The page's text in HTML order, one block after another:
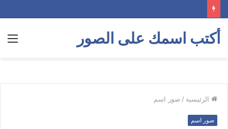
أكتب اسمك على الصور
الرئيسية / صور اسم
صور اسم